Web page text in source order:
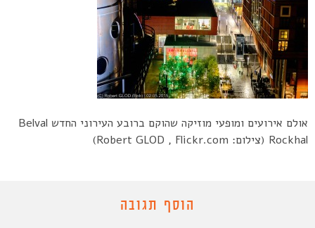
אולם אירועים ומופעי מוזיקה שהוקם ברובע העירוני החדש Belval
Rockhal (צילום: Robert GLOD , Flickr.com)
הוסף תגובה